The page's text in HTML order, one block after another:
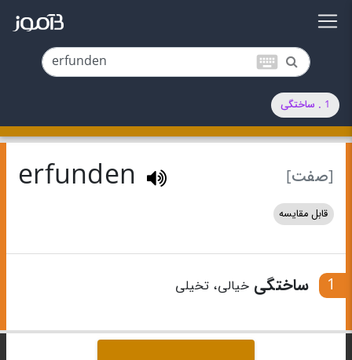
keyboard
1 . ساختگی
[صفت] erfunden
قابل مقایسه
1 ساختگیخیالی، تخیلی